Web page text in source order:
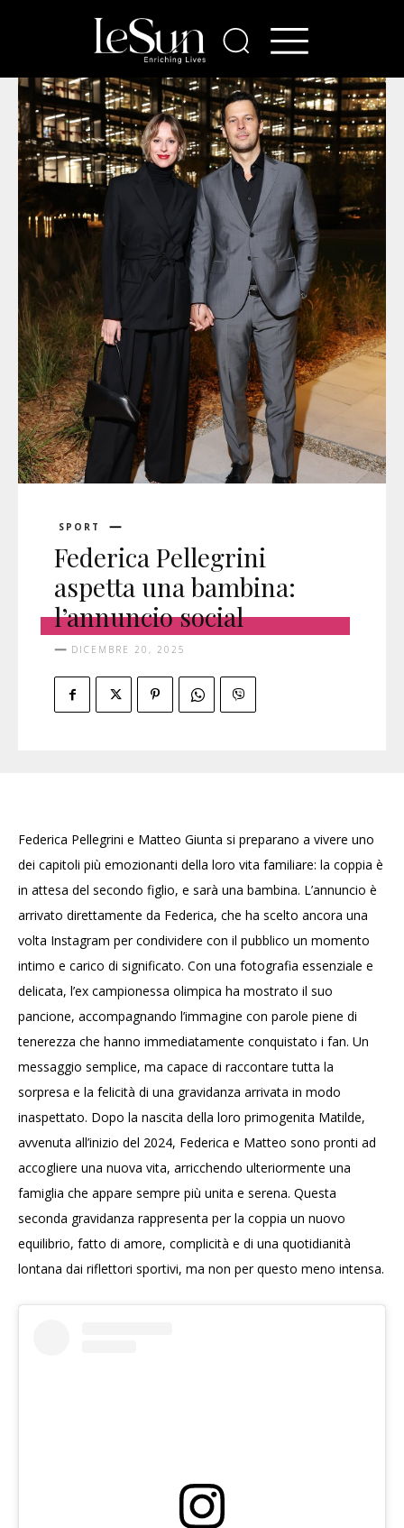
SPORT
Federica Pellegrini
aspetta una bambina:
l’annuncio social
DICEMBRE 20, 2025
Federica Pellegrini e Matteo Giunta si preparano a vivere uno
dei capitoli più emozionanti della loro vita familiare: la coppia è
in attesa del secondo figlio, e sarà una bambina. L’annuncio è
arrivato direttamente da Federica, che ha scelto ancora una
volta Instagram per condividere con il pubblico un momento
intimo e carico di significato. Con una fotografia essenziale e
delicata, l’ex campionessa olimpica ha mostrato il suo
pancione, accompagnando l’immagine con parole piene di
tenerezza che hanno immediatamente conquistato i fan. Un
messaggio semplice, ma capace di raccontare tutta la
sorpresa e la felicità di una gravidanza arrivata in modo
inaspettato. Dopo la nascita della loro primogenita Matilde,
avvenuta all’inizio del 2024, Federica e Matteo sono pronti ad
accogliere una nuova vita, arricchendo ulteriormente una
famiglia che appare sempre più unita e serena. Questa
seconda gravidanza rappresenta per la coppia un nuovo
equilibrio, fatto di amore, complicità e di una quotidianità
lontana dai riflettori sportivi, ma non per questo meno intensa.